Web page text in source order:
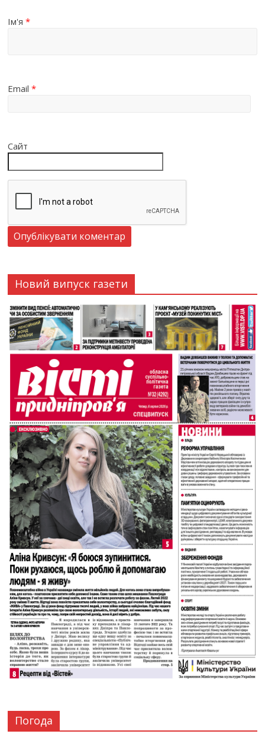
Ім'я*
Email*
Сайт
Новий випуск газети
Погода